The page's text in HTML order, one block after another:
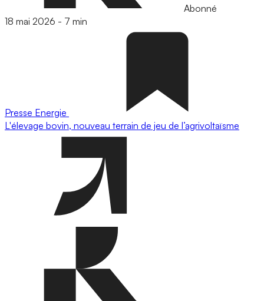
Abonné
18 mai 2026 - 7 min
Presse Energie
L'élevage bovin, nouveau terrain de jeu de l’agrivoltaïsme